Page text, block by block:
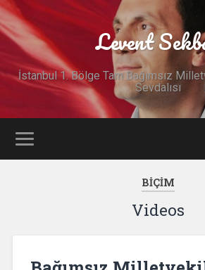
Levent
İstanbul 1. Bölge Tam Bağımsız
Sevdalısı
BIÇIM
Videos